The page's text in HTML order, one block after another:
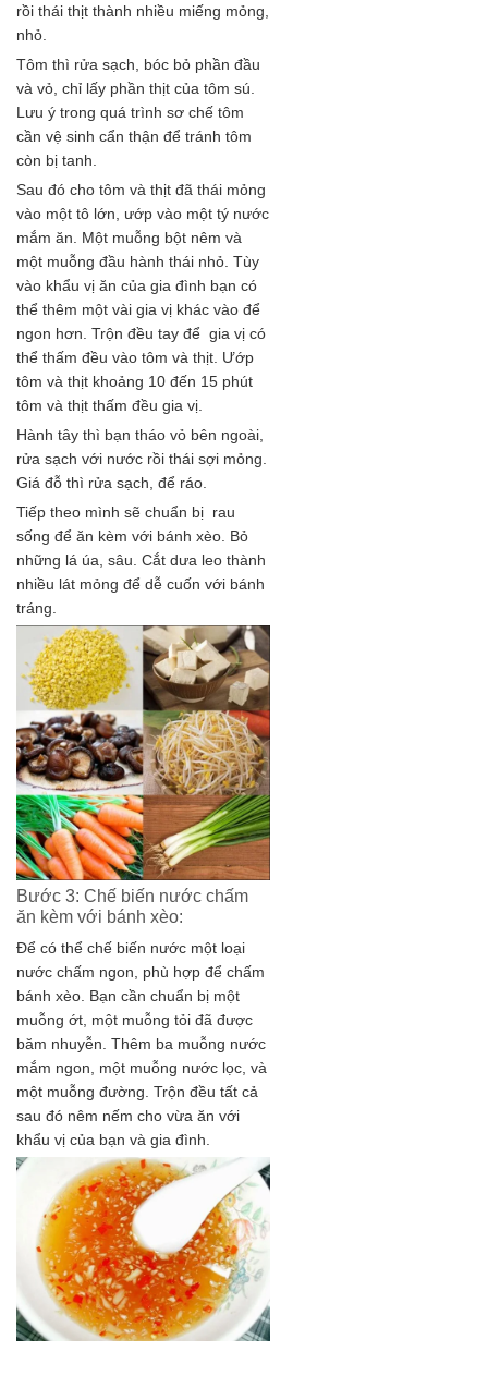
rồi thái thịt thành nhiều miếng mỏng,
nhỏ.
Tôm thì rửa sạch, bóc bỏ phần đầu
và vỏ, chỉ lấy phần thịt của tôm sú.
Lưu ý trong quá trình sơ chế tôm
cần vệ sinh cẩn thận để tránh tôm
còn bị tanh.
Sau đó cho tôm và thịt đã thái mỏng
vào một tô lớn, ướp vào một tý nước
mắm ăn. Một muỗng bột nêm và
một muỗng đầu hành thái nhỏ. Tùy
vào khẩu vị ăn của gia đình bạn có
thể thêm một vài gia vị khác vào để
ngon hơn. Trộn đều tay để gia vị có
thể thấm đều vào tôm và thịt. Ướp
tôm và thịt khoảng 10 đến 15 phút
tôm và thịt thấm đều gia vị.
Hành tây thì bạn tháo vỏ bên ngoài,
rửa sạch với nước rồi thái sợi mỏng.
Giá đỗ thì rửa sạch, để ráo.
Tiếp theo mình sẽ chuẩn bị rau
sống để ăn kèm với bánh xèo. Bỏ
những lá úa, sâu. Cắt dưa leo thành
nhiều lát mỏng để dễ cuốn với bánh
tráng.
Bước 3: Chế biến nước chấm
ăn kèm với bánh xèo:
Để có thể chế biến nước một loại
nước chấm ngon, phù hợp để chấm
bánh xèo. Bạn cần chuẩn bị một
muỗng ớt, một muỗng tỏi đã được
băm nhuyễn. Thêm ba muỗng nước
mắm ngon, một muỗng nước lọc, và
một muỗng đường. Trộn đều tất cả
sau đó nêm nếm cho vừa ăn với
khẩu vị của bạn và gia đình.